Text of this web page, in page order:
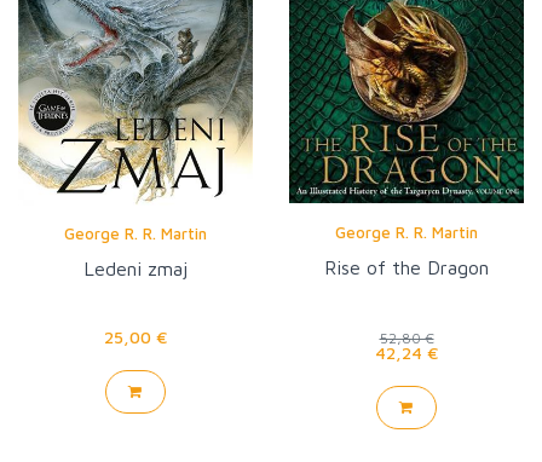
George R. R. Martin
Ledeni zmaj
25,00 €
George R. R. Martin
Rise of the Dragon
52,80 €
42,24 €